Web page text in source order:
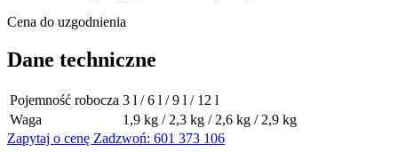
Cena do uzgodnienia
Dane techniczne
Pojemność robocza 3 l / 6 l / 9 l / 12 l
Waga
1,9 kg / 2,3 kg / 2,6 kg / 2,9 kg
Zapytaj o cenę Zadzwoń: 601 373 106